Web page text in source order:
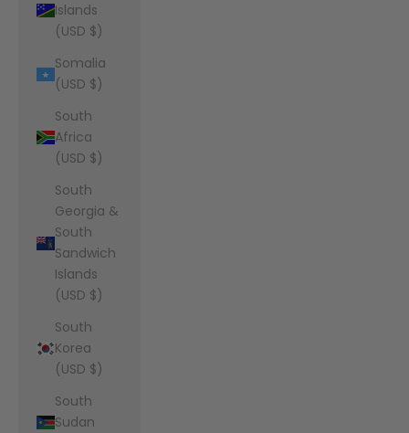
Islands
(USD $)
Somalia
(USD $)
South
Africa
(USD $)
South
Georgia &
South
Sandwich
Islands
(USD $)
South
Korea
(USD $)
South
Sudan